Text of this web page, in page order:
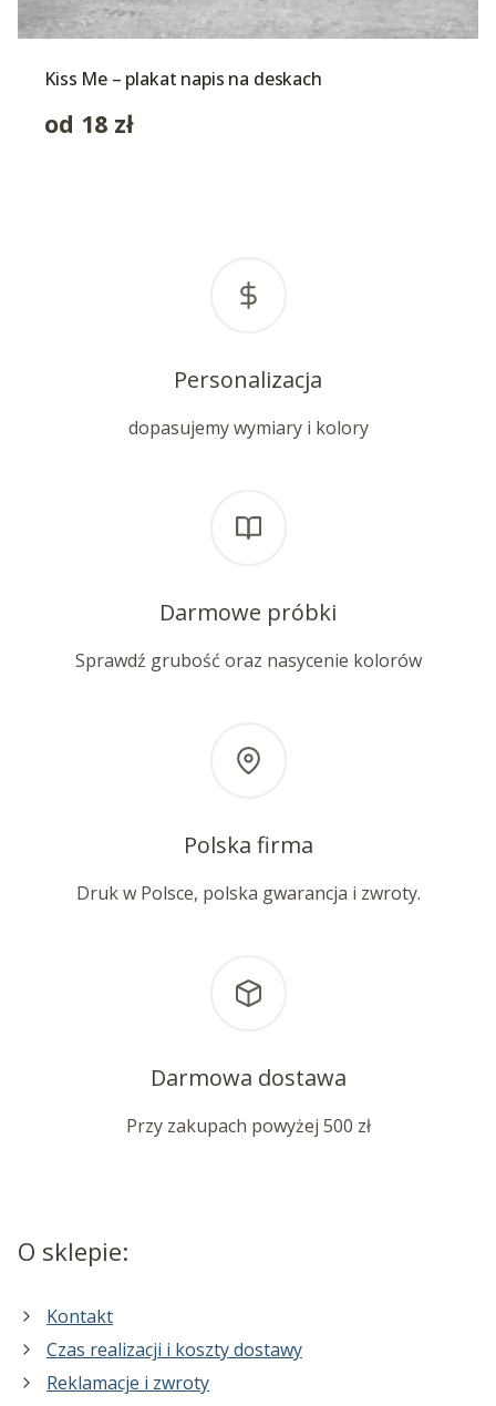
Kiss Me – plakat napis na deskach
od 18 zł
Personalizacja
dopasujemy wymiary i kolory
Darmowe próbki
Sprawdź grubość oraz nasycenie kolorów
Polska firma
Druk w Polsce, polska gwarancja i zwroty.
Darmowa dostawa
Przy zakupach powyżej 500 zł
O sklepie:
Kontakt
Czas realizacji i koszty dostawy
Reklamacje i zwroty